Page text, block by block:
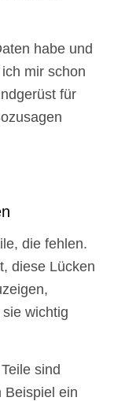
habe und
mir schon
für
die fehlen.
diese Lücken
wichtig
sind
Beispiel ein